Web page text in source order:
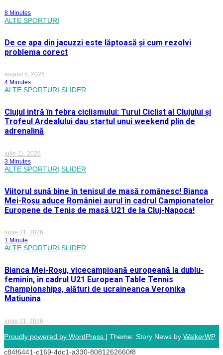
8 Minutes
ALTE SPORTURI
De ce apa din jacuzzi este lăptoasă și cum rezolvi
problema corect
august 5, 2026
4 Minutes
ALTE SPORTURI SLIDER
Clujul intră în febra ciclismului: Turul Ciclist al Clujului și
Trofeul Ardealului dau startul unui weekend plin de
adrenalină
iulie 11, 2026
3 Minutes
ALTE SPORTURI SLIDER
Viitorul sună bine în tenisul de masă românesc! Bianca
Mei-Roșu aduce României aurul în cadrul Campionatelor
Europene de Tenis de masă U21 de la Cluj-Napoca!
iunie 21, 2026
1 Minute
ALTE SPORTURI SLIDER
Bianca Mei-Roșu, vicecampioană europeană la dublu-
feminin, în cadrul U21 European Table Tennis
Championships, alături de ucraineanca Veronika
Matiunina
iunie 21, 2026
Proudly powered by WordPress | Theme: Story News by WalkerWP.
c84f6441-c169-4dc1-a330-8081262660f8